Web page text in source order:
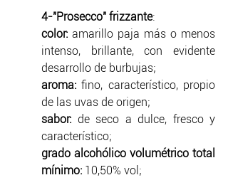
4-"Prosecco" frizzante:
color: amarillo paja más o menos
intenso, brillante, con evidente
desarrollo de burbujas;
aroma: fino, característico, propio
de las uvas de origen;
sabor: de seco a dulce, fresco y
característico;
grado alcohólico volumétrico total
mínimo: 10,50% vol;